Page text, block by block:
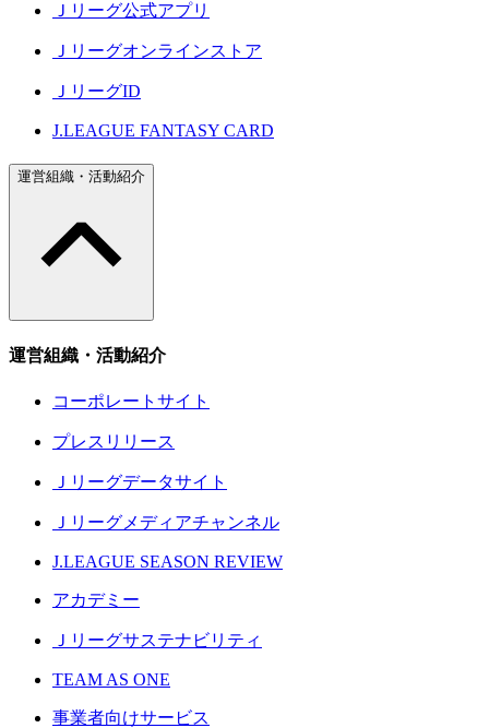
Ｊリーグ公式アプリ
Ｊリーグオンラインストア
ＪリーグID
J.LEAGUE FANTASY CARD
運営組織・活動紹介
運営組織・活動紹介
コーポレートサイト
プレスリリース
Ｊリーグデータサイト
Ｊリーグメディアチャンネル
J.LEAGUE SEASON REVIEW
アカデミー
Ｊリーグサステナビリティ
TEAM AS ONE
事業者向けサービス